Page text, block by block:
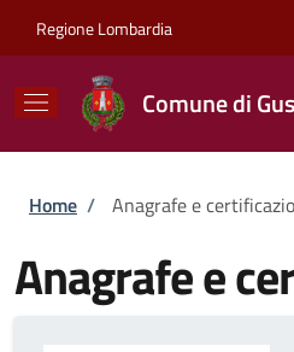
Regione Lombardia
Comune di
Briciole di pane
Home / Anagrafe e
Anagrafe e